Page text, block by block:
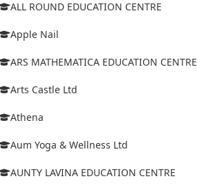
ALL ROUND EDUCATION CENTRE
Apple Nail
ARS MATHEMATICA EDUCATION CENTRE
Arts Castle Ltd
Athena
Aum Yoga & Wellness Ltd
AUNTY LAVINA EDUCATION CENTRE